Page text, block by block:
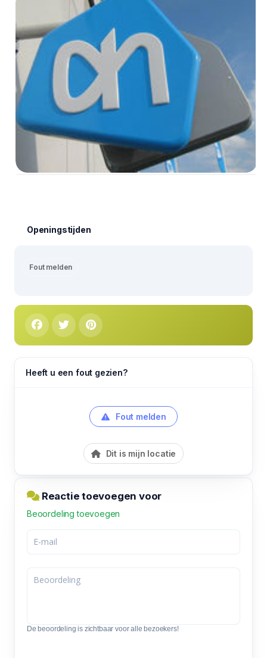
Openingstijden
Fout melden
Heeft u een fout gezien?
Fout melden
Dit is mijn locatie
Reactie toevoegen voor
Beoordeling toevoegen
De beoordeling is zichtbaar voor alle bezoekers!